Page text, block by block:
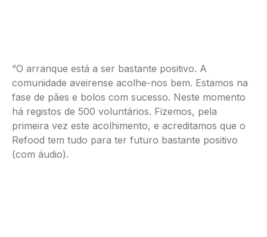
“O arranque está a ser bastante positivo. A
comunidade aveirense acolhe-nos bem. Estamos na
fase de pães e bolos com sucesso. Neste momento
há registos de 500 voluntários. Fizemos, pela
primeira vez este acolhimento, e acreditamos que o
Refood tem tudo para ter futuro bastante positivo
(com áudio).